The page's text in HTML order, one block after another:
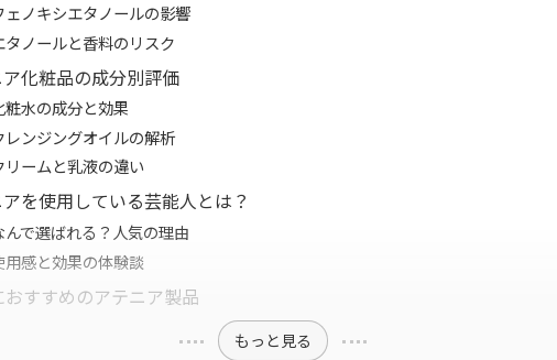
ェノキシエタノールの影響
タノールと香料のリスク
化粧品の成分別評価
粧水の成分と効果
レンジングオイルの解析
リームと乳液の違い
を使用している芸能人とは？
んで選ばれる？人気の理由
用感と効果の体験談
おすすめのアテニア製品
もっと見る